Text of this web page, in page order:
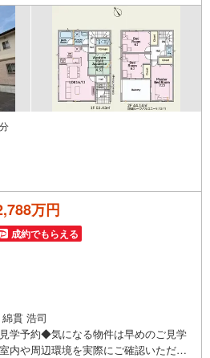
万円
成約でもらえる
綿貫 浩司
学予約◆気になる物件は早めのご見学
内や周辺環境を実際にご確認いただけ